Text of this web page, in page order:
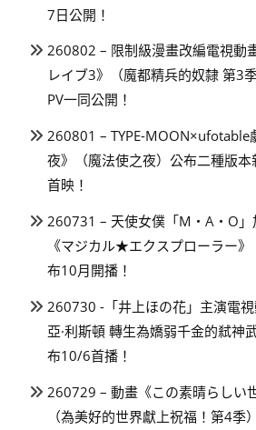
7日公開！
260802 – 限制級漫畫改編電視動
レイブ3》（魔都精兵的奴隸 第3
PV一同公開！
260801 – TYPE-MOON×ufotable
夜》（魔法使之夜）公布二種版
首映！
260731 – 天使女僕「M・A・O
《マジカル★エクスプローラー
布10月開播！
260730 -「井上ほの花」主演電
亞·利斯頓 轉生為嬌弱千金的弒神
布10/6首播！
260729 – 動畫《この素晴らしい
（為美好的世界獻上祝福！第4季